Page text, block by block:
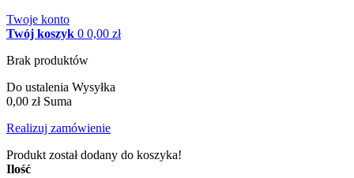
Twoje konto
Twój koszyk 0 0,00 zł
Brak produktów
Do ustalenia Wysyłka
0,00 zł Suma
Realizuj zamówienie
Produkt został dodany do koszyka!
Ilość